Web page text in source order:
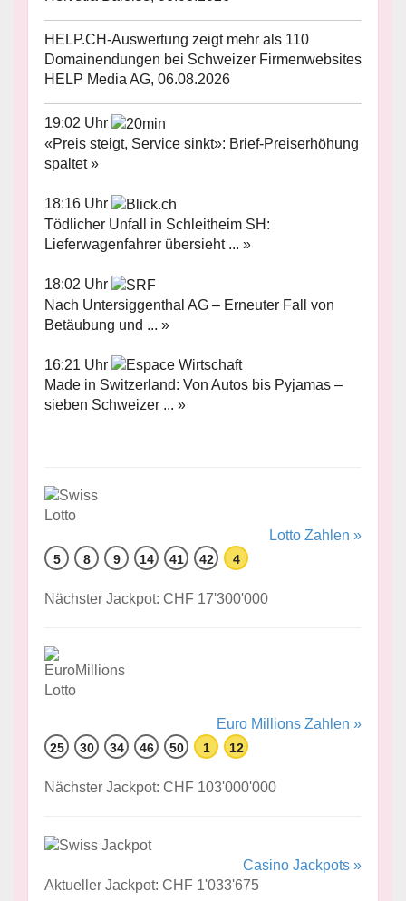
HELP.CH-Auswertung zeigt mehr als 110
Domainendungen bei Schweizer Firmenwebsites
HELP Media AG, 06.08.2026
19:02 Uhr
«Preis steigt, Service sinkt»: Brief-Preiserhöhung
spaltet »
18:16 Uhr
Tödlicher Unfall in Schleitheim SH:
Lieferwagenfahrer übersieht ... »
18:02 Uhr
Nach Untersiggenthal AG – Erneuter Fall von
Betäubung und ... »
16:21 Uhr
Made in Switzerland: Von Autos bis Pyjamas –
sieben Schweizer ... »
Lotto Zahlen »
5 8 9 14 41 42 4
Nächster Jackpot: CHF 17'300'000
Euro Millions Zahlen »
25 30 34 46 50 1 12
Nächster Jackpot: CHF 103'000'000
Casino Jackpots »
Aktueller Jackpot: CHF 1'033'675